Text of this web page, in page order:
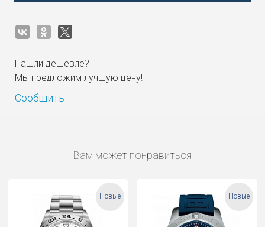
Нашли дешевле?
Мы предложим лучшую цену!
Сообщить
Вам может понравиться
Новые Новые